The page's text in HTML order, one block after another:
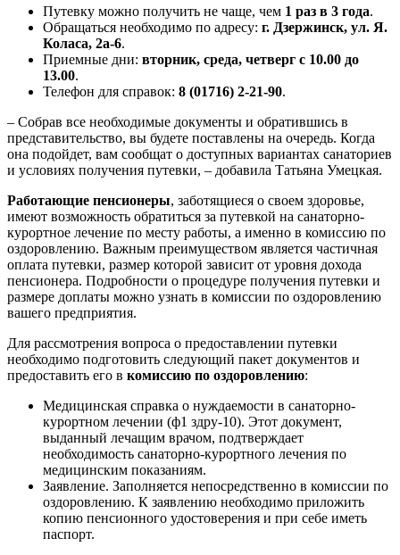
Путевку можно получить не чаще, чем 1 раз в 3 года.
Обращаться необходимо по адресу: г. Дзержинск, ул. Я.
Коласа, 2а-6.
Приемные дни: вторник, среда, четверг с 10.00 до
13.00.
Телефон для справок: 8 (01716) 2-21-90.
– Собрав все необходимые документы и обратившись в
представительство, вы будете поставлены на очередь. Когда
она подойдет, вам сообщат о доступных вариантах санаториев
и условиях получения путевки, – добавила Татьяна Умецкая.
Работающие пенсионеры, заботящиеся о своем здоровье,
имеют возможность обратиться за путевкой на санаторно-
курортное лечение по месту работы, а именно в комиссию по
оздоровлению. Важным преимуществом является частичная
оплата путевки, размер которой зависит от уровня дохода
пенсионера. Подробности о процедуре получения путевки и
размере доплаты можно узнать в комиссии по оздоровлению
вашего предприятия.
Для рассмотрения вопроса о предоставлении путевки
необходимо подготовить следующий пакет документов и
предоставить его в комиссию по оздоровлению:
Медицинская справка о нуждаемости в санаторно-
курортном лечении (ф1 здру-10). Этот документ,
выданный лечащим врачом, подтверждает
необходимость санаторно-курортного лечения по
медицинским показаниям.
Заявление. Заполняется непосредственно в комиссии по
оздоровлению. К заявлению необходимо приложить
копию пенсионного удостоверения и при себе иметь
паспорт.